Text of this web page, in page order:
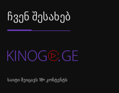
Ჩვენ Შესახებ
საიტი შეიცავს 18+ კონტენტს